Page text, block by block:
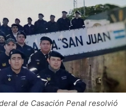
de Casación Penal resolvió